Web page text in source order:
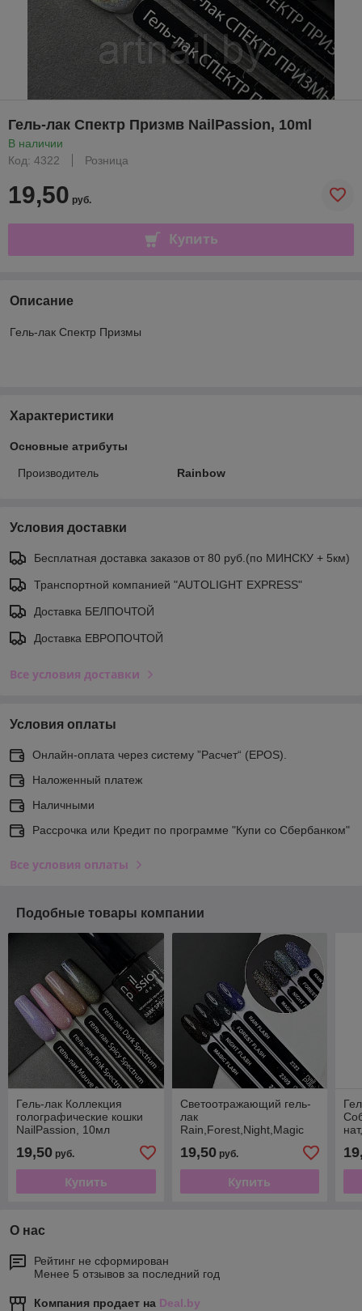
Гель-лак Спектр Призмв NailPassion, 10ml
В наличии
Код: 4322
Розница
19,50 руб.
Купить
Описание
Гель-лак Спектр Призмы
Характеристики
Основные атрибуты
Производитель Rainbow
Условия доставки
Бесплатная доставка заказов от 80 руб.(по МИНСКУ + 5км)
Транспортной компанией "AUTOLIGHT EXPRESS"
Доставка БЕЛПОЧТОЙ
Доставка ЕВРОПОЧТОЙ
Все условия доставки
Условия оплаты
Онлайн-оплата через систему ”Расчет“ (EPOS).
Наложенный платеж
Наличными
Рассрочка или Кредит по программе "Купи со Сбербанком"
Все условия оплаты
Подобные товары компании
Гель-лак Коллекция
голографические кошки
NailPassion, 10мл
19,50 руб.
Купить
Светоотражающий гель-
лак
Rain,Forest,Night,Magic
FLASH NailPassion, 10мл
19,50руб.
Купить
О нас
Рейтинг не сформирован
Менее 5 отзывов за последний год
Компания продает на Deal.by